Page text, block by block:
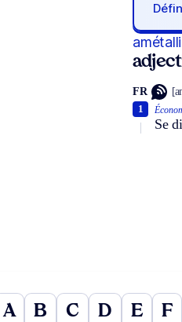
FR
Se
1
A B C D E F